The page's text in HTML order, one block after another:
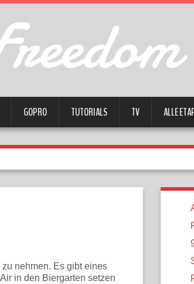
GOPRO TUTORIALS TV ALLE
nehmen. Es gibt eines
in den Biergarten setzen